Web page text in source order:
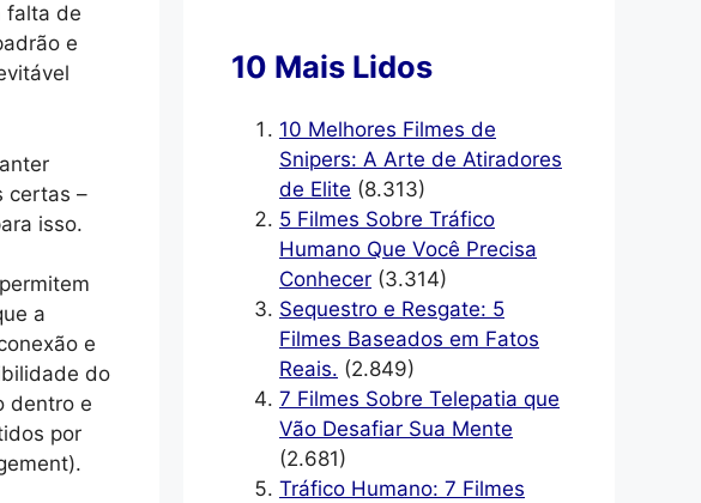
falta de
e
certas –
isso.
a
e
do
dentro e
por
10 Mais Lidos
10 Melhores Filmes de
Snipers: A Arte de Atiradores
de Elite (8.313)
5 Filmes Sobre Tráfico
Humano Que Você Precisa
Conhecer (3.314)
Sequestro e Resgate: 5
Filmes Baseados em Fatos
Reais. (2.849)
7 Filmes Sobre Telepatia que
Vão Desafiar Sua Mente
(2.681)
Tráfico Humano: 7 Filmes